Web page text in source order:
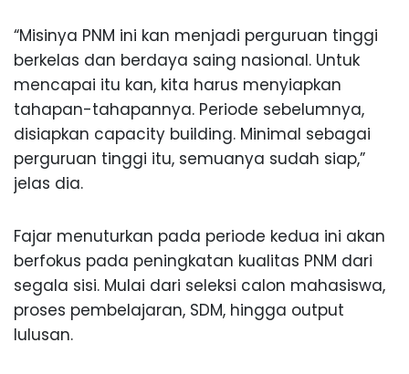
“Misinya PNM ini kan menjadi perguruan tinggi
berkelas dan berdaya saing nasional. Untuk
mencapai itu kan, kita harus menyiapkan
tahapan-tahapannya. Periode sebelumnya,
disiapkan capacity building. Minimal sebagai
perguruan tinggi itu, semuanya sudah siap,”
jelas dia.
Fajar menuturkan pada periode kedua ini akan
berfokus pada peningkatan kualitas PNM dari
segala sisi. Mulai dari seleksi calon mahasiswa,
proses pembelajaran, SDM, hingga output
lulusan.